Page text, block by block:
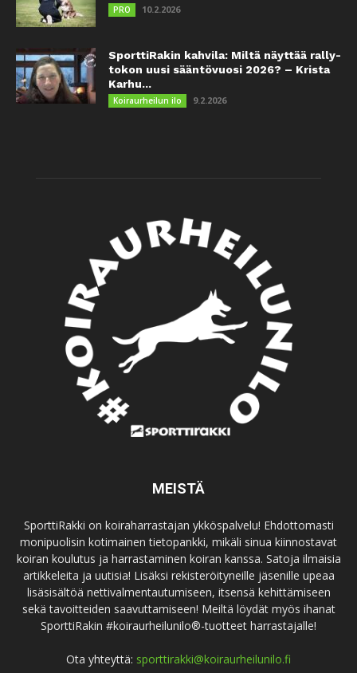
PRO 10.2.2026
SporttiRakin kahvila: Miltä näyttää rally-
tokon uusi sääntövuosi 2026? – Krista
Karhu...
Koiraurheilun ilo 9.2.2026
MEISTÄ
SporttiRakki on koiraharrastajan ykköspalvelu! Ehdottomasti
monipuolisin kotimainen tietopankki, mikäli sinua kiinnostavat
koiran koulutus ja harrastaminen koiran kanssa. Satoja ilmaisia
artikkeleita ja uutisia! Lisäksi rekisteröityneille jäsenille upeaa
lisäsisältöä nettivalmentautumiseen, itsensä kehittämiseen
sekä tavoitteiden saavuttamiseen! Meiltä löydät myös ihanat
SporttiRakin #koiraurheilunilo®-tuotteet harrastajalle!
Ota yhteyttä: sporttirakki@koiraurheilunilo.fi